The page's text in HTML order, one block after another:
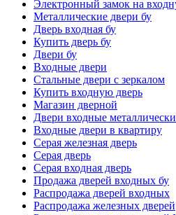
Электронный замок на
Металлические двери бу
Дверь входная бу
Купить дверь бу
Двери бу
Входные двери
Стальные двери с зеркалом
Купить входную дверь
Магазин дверной
Двери входные
Входные двери в квартиру
Серая железная дверь
Серая дверь
Серая входная дверь
Продажа дверей входных бу
Распродажа дверей входных
Распродажа железных дверей